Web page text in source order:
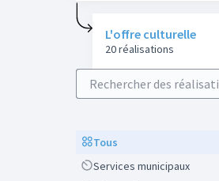
L'offre culturelle
20 réalisations
Rechercher des réalisations
ScopeTous
ScopeServices municipaux